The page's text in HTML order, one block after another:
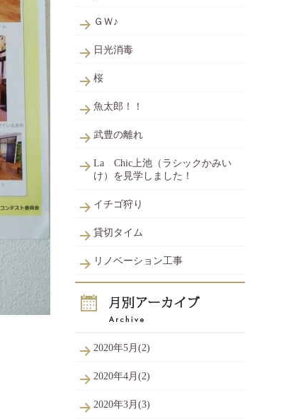
ＧＷ♪
日光消毒
桜
魚太郎！！
武豊の離れ
La Chic上池（ラシックかみい
け）を見学しました！
イチゴ狩り
貸切タイム
リノベーション工事
2020年5月(2)
2020年4月(2)
2020年3月(3)